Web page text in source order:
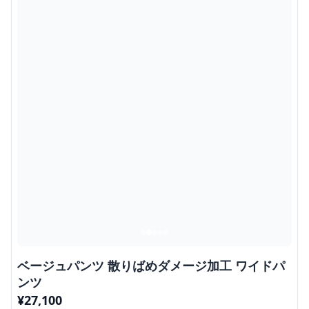
ベージュパンツ 散りばめダメージ加工 ワイドパ
ンツ
¥27,100